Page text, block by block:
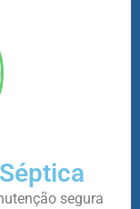
segura